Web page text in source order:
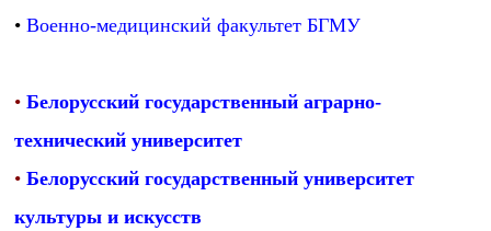
• Военно-медицинский факультет БГМУ
• Белорусский государственный аграрно-
технический университет
• Белорусский государственный университет
культуры и искусств